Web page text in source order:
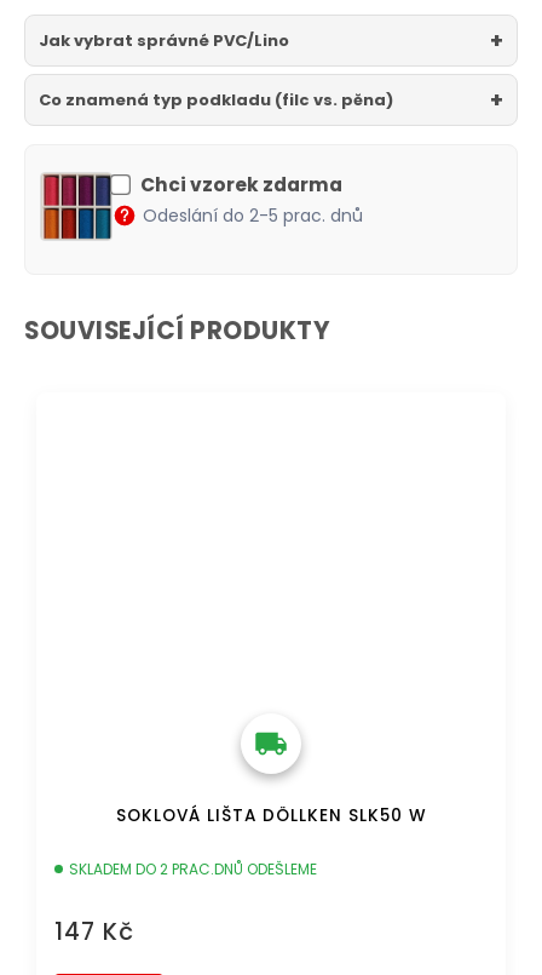
Jak vybrat správné PVC/Lino
Co znamená typ podkladu (filc vs. pěna)
Chci vzorek zdarma
Odeslání do 2-5 prac. dnů
SOUVISEJÍCÍ PRODUKTY
SOKLOVÁ LIŠTA DÖLLKEN SLK50 W
SKLADEM DO 2 PRAC.DNŮ ODEŠLEME
147 Kč